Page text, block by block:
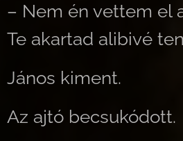
– Nem én vettem el
Te akartad alibivé
János kiment.
Az ajtó becsukódott.